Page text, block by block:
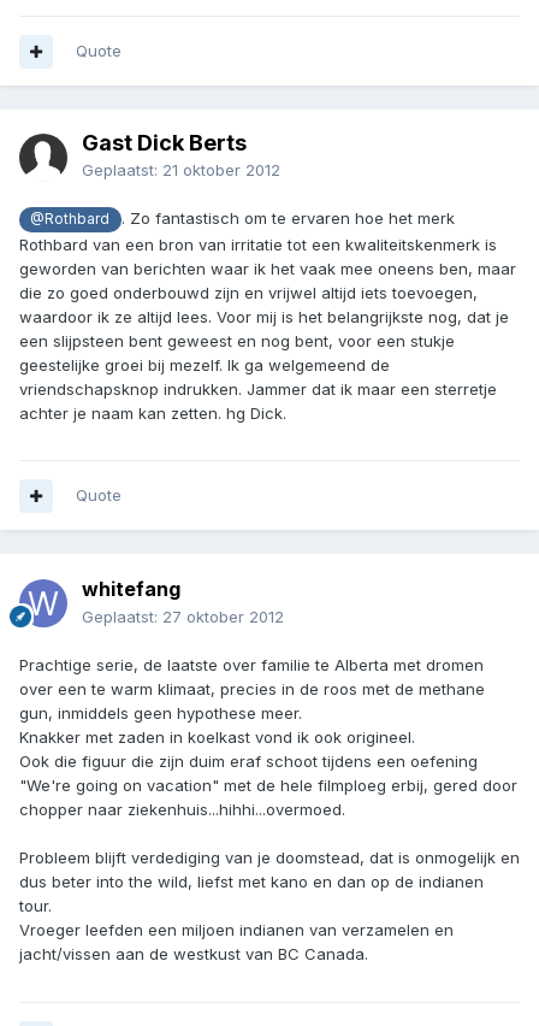
Quote
Gast Dick Berts
Geplaatst: 21 oktober 2012
@Rothbard
. Zo fantastisch om te ervaren hoe het merk
Rothbard van een bron van irritatie tot een kwaliteitskenmerk is
geworden van berichten waar ik het vaak mee oneens ben, maar
die zo goed onderbouwd zijn en vrijwel altijd iets toevoegen,
waardoor ik ze altijd lees. Voor mij is het belangrijkste nog, dat je
een slijpsteen bent geweest en nog bent, voor een stukje
geestelijke groei bij mezelf. Ik ga welgemeend de
vriendschapsknop indrukken. Jammer dat ik maar een sterretje
achter je naam kan zetten. hg Dick.
Quote
whitefang
Geplaatst: 27 oktober 2012
Prachtige serie, de laatste over familie te Alberta met dromen
over een te warm klimaat, precies in de roos met de methane
gun, inmiddels geen hypothese meer.
Knakker met zaden in koelkast vond ik ook origineel.
Ook die figuur die zijn duim eraf schoot tijdens een oefening
"We're going on vacation" met de hele filmploeg erbij, gered door
chopper naar ziekenhuis...hihhi...overmoed.
Probleem blijft verdediging van je doomstead, dat is onmogelijk en
dus beter into the wild, liefst met kano en dan op de indianen
tour.
Vroeger leefden een miljoen indianen van verzamelen en
jacht/vissen aan de westkust van BC Canada.